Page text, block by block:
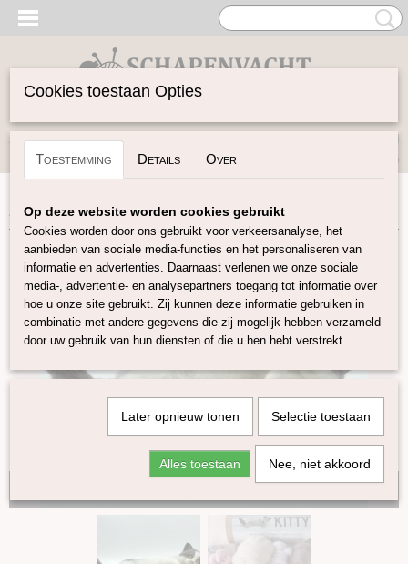
Inloggen Registreren
(0)
Home>Vilten>Naaldvilt-pakketten>Naaldvilt-pakket kat
Cookies toestaan Opties
Toestemming Details Over
Op deze website worden cookies gebruikt
Cookies worden door ons gebruikt voor verkeersanalyse, het
aanbieden van sociale media-functies en het personaliseren van
informatie en advertenties. Daarnaast verlenen we onze sociale
media-, advertentie- en analysepartners toegang tot informatie over
hoe u onze site gebruikt. Zij kunnen deze informatie gebruiken in
combinatie met andere gegevens die zij mogelijk hebben verzameld
door uw gebruik van hun diensten of die u hen hebt verstrekt.
Later opnieuw tonen Selectie toestaan
Alles toestaan Nee, niet akkoord